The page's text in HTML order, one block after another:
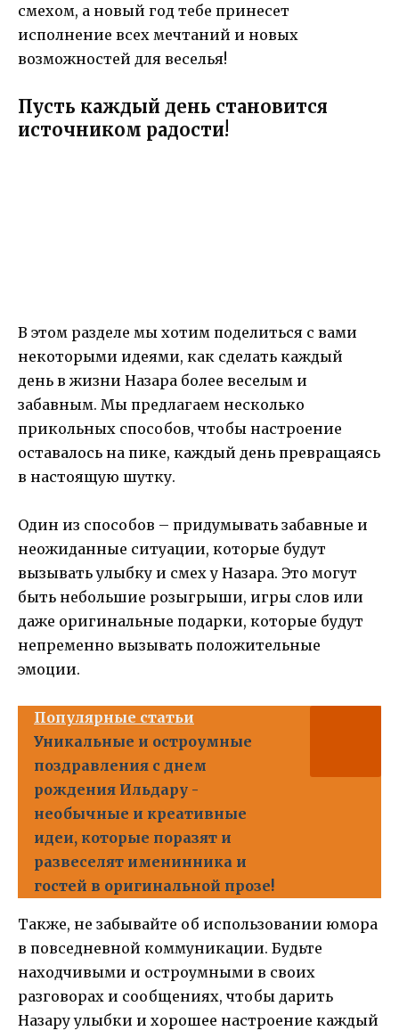
смехом, а новый год тебе принесет
исполнение всех мечтаний и новых
возможностей для веселья!
Пусть каждый день становится
источником радости!
В этом разделе мы хотим поделиться с вами
некоторыми идеями, как сделать каждый
день в жизни Назара более веселым и
забавным. Мы предлагаем несколько
прикольных способов, чтобы настроение
оставалось на пике, каждый день превращаясь
в настоящую шутку.
Один из способов – придумывать забавные и
неожиданные ситуации, которые будут
вызывать улыбку и смех у Назара. Это могут
быть небольшие розыгрыши, игры слов или
даже оригинальные подарки, которые будут
непременно вызывать положительные
эмоции.
Популярные статьи
Уникальные и остроумные
поздравления с днем
рождения Ильдару -
необычные и креативные
идеи, которые поразят и
развеселят именинника и
гостей в оригинальной прозе!
Также, не забывайте об использовании юмора
в повседневной коммуникации. Будьте
находчивыми и остроумными в своих
разговорах и сообщениях, чтобы дарить
Назару улыбки и хорошее настроение каждый